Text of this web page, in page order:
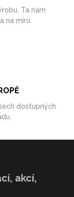
Ta nám
na míru.
dostupných
akcí,